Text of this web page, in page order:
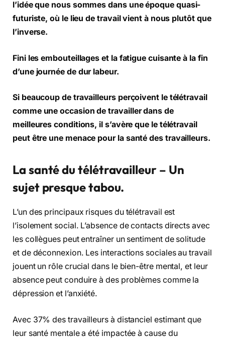
l’idée que nous sommes dans une époque quasi-
futuriste, où le lieu de travail vient à nous plutôt que
l’inverse.
Fini les embouteillages et la fatigue cuisante à la fin
d’une journée de dur labeur.
Si beaucoup de travailleurs perçoivent le télétravail
comme une occasion de travailler dans de
meilleures conditions, il s’avère que le télétravail
peut être une menace pour la santé des travailleurs.
La santé du télétravailleur – Un
sujet presque tabou.
L’un des principaux risques du télétravail est
l’isolement social. L’absence de contacts directs avec
les collègues peut entraîner un sentiment de solitude
et de déconnexion. Les interactions sociales au travail
jouent un rôle crucial dans le bien-être mental, et leur
absence peut conduire à des problèmes comme la
dépression et l’anxiété.
Avec 37% des travailleurs à distanciel estimant que
leur santé mentale a été impactée à cause du